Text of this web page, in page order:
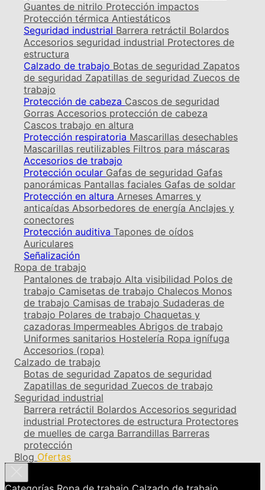
Guantes de nitrilo Protección impactos
Protección térmica Antiestáticos
Seguridad industrial Barrera retráctil Bolardos
Accesorios seguridad industrial Protectores de
estructura
Calzado de trabajo Botas de seguridad Zapatos
de seguridad Zapatillas de seguridad Zuecos de
trabajo
Protección de cabeza Cascos de seguridad
Gorras Accesorios protección de cabeza
Cascos trabajo en altura
Protección respiratoria Mascarillas desechables
Mascarillas reutilizables Filtros para máscaras
Accesorios de trabajo
Protección ocular Gafas de seguridad Gafas
panorámicas Pantallas faciales Gafas de soldar
Protección en altura Arneses Amarres y
anticaídas Absorbedores de energía Anclajes y
conectores
Protección auditiva Tapones de oídos
Auriculares
Señalización
Ropa de trabajo
Pantalones de trabajo Alta visibilidad Polos de
trabajo Camisetas de trabajo Chalecos Monos
de trabajo Camisas de trabajo Sudaderas de
trabajo Polares de trabajo Chaquetas y
cazadoras Impermeables Abrigos de trabajo
Uniformes sanitarios Hostelería Ropa ignífuga
Accesorios (ropa)
Calzado de trabajo
Botas de seguridad Zapatos de seguridad
Zapatillas de seguridad Zuecos de trabajo
Seguridad industrial
Barrera retráctil Bolardos Accesorios seguridad
industrial Protectores de estructura Protectores
de muelles de carga Barrandillas Barreras
protección
Blog Ofertas